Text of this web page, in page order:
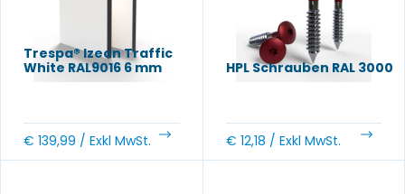
Trespa® Izeon Traffic
White RAL9016 6 mm
€ 139,99 / Exkl MwSt.
HPL Schrauben RAL 3000
€ 12,18 / Exkl MwSt.